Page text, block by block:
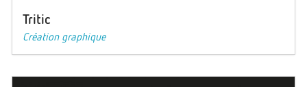
Tritic
Création graphique